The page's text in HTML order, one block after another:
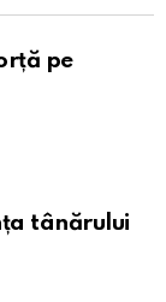
pe
tânărului